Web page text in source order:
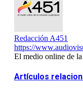
Redacción A451
https://
El medio online de
Artículos